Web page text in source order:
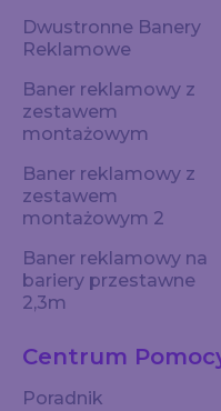
Dwustronne Banery
Reklamowe
Baner reklamowy z
zestawem
montażowym
Baner reklamowy z
zestawem
montażowym 2
Baner reklamowy na
bariery przestawne
2,3m
Centrum
Poradnik